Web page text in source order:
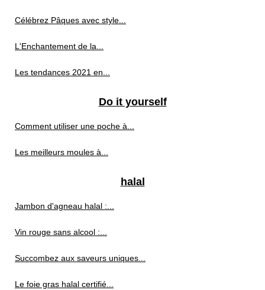
Célébrez Pâques avec style...
L'Enchantement de la...
Les tendances 2021 en...
Do it yourself
Comment utiliser une poche à...
Les meilleurs moules à...
halal
Jambon d'agneau halal :...
Vin rouge sans alcool :...
Succombez aux saveurs uniques...
Le foie gras halal certifié...